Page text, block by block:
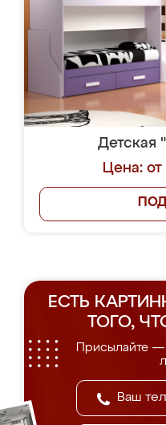
Детская
Цена:
ЕСТЬ
ТОГО,
Присылайте